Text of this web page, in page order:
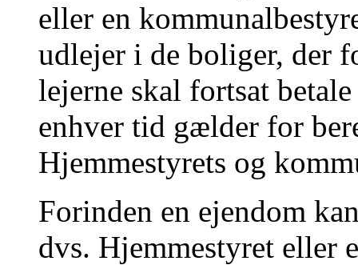
eller en
udlejer i de boliger, der
lejerne skal fortsat
enhver tid gælder for
Hjemmestyrets og
Forinden en ejendom
dvs. Hjemmestyret eller